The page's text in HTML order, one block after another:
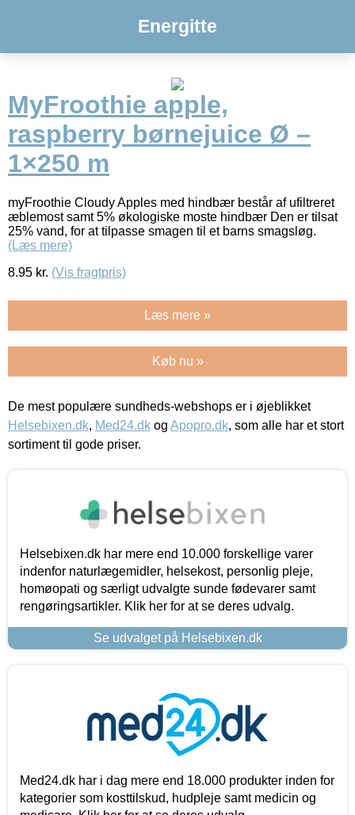
Energitte
MyFroothie apple,
raspberry børnejuice Ø –
1×250 m
myFroothie Cloudy Apples med hindbær består af ufiltreret
æblemost samt 5% økologiske moste hindbær Den er tilsat
25% vand, for at tilpasse smagen til et barns smagsløg.
(Læs mere)
8.95 kr. (Vis fragtpris)
Læs mere »
Køb nu »
De mest populære sundheds-webshops er i øjeblikket
Helsebixen.dk, Med24.dk og Apopro.dk, som alle har et stort
sortiment til gode priser.
Helsebixen.dk har mere end 10.000 forskellige varer
indenfor naturlægemidler, helsekost, personlig pleje,
homøopati og særligt udvalgte sunde fødevarer samt
rengøringsartikler. Klik her for at se deres udvalg.
Se udvalget på Helsebixen.dk
Med24.dk har i dag mere end 18.000 produkter inden for
kategorier som kosttilskud, hudpleje samt medicin og